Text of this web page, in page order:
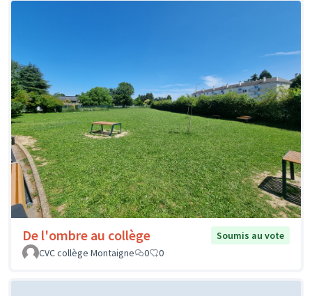
De l'ombre au collège
Soumis au vote
CVC collège Montaigne
0 0